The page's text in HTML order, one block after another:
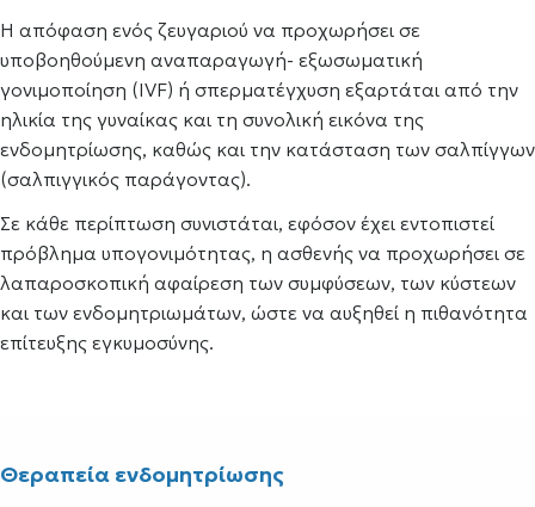
Η απόφαση ενός ζευγαριού να προχωρήσει σε
υποβοηθούμενη αναπαραγωγή- εξωσωματική
γονιμοποίηση (IVF) ή σπερματέγχυση εξαρτάται από την
ηλικία της γυναίκας και τη συνολική εικόνα της
ενδομητρίωσης, καθώς και την κατάσταση των σαλπίγγων
(σαλπιγγικός παράγοντας).
Σε κάθε περίπτωση συνιστάται, εφόσον έχει εντοπιστεί
πρόβλημα υπογονιμότητας, η ασθενής να προχωρήσει σε
λαπαροσκοπική αφαίρεση των συμφύσεων, των κύστεων
και των ενδομητριωμάτων, ώστε να αυξηθεί η πιθανότητα
επίτευξης εγκυμοσύνης.
Θεραπεία ενδομητρίωσης